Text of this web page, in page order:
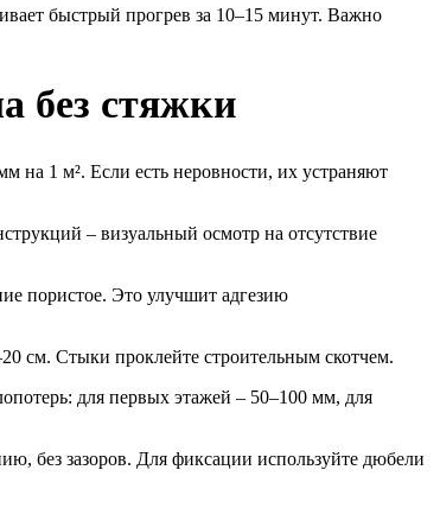
быстрый прогрев за 10–15 минут. Важно
без стяжки
на 1 м². Если есть неровности, их устраняют
– визуальный осмотр на отсутствие
пористое. Это улучшит адгезию
см. Стыки проклейте строительным скотчем.
для первых этажей – 50–100 мм, для
без зазоров. Для фиксации используйте дюбели